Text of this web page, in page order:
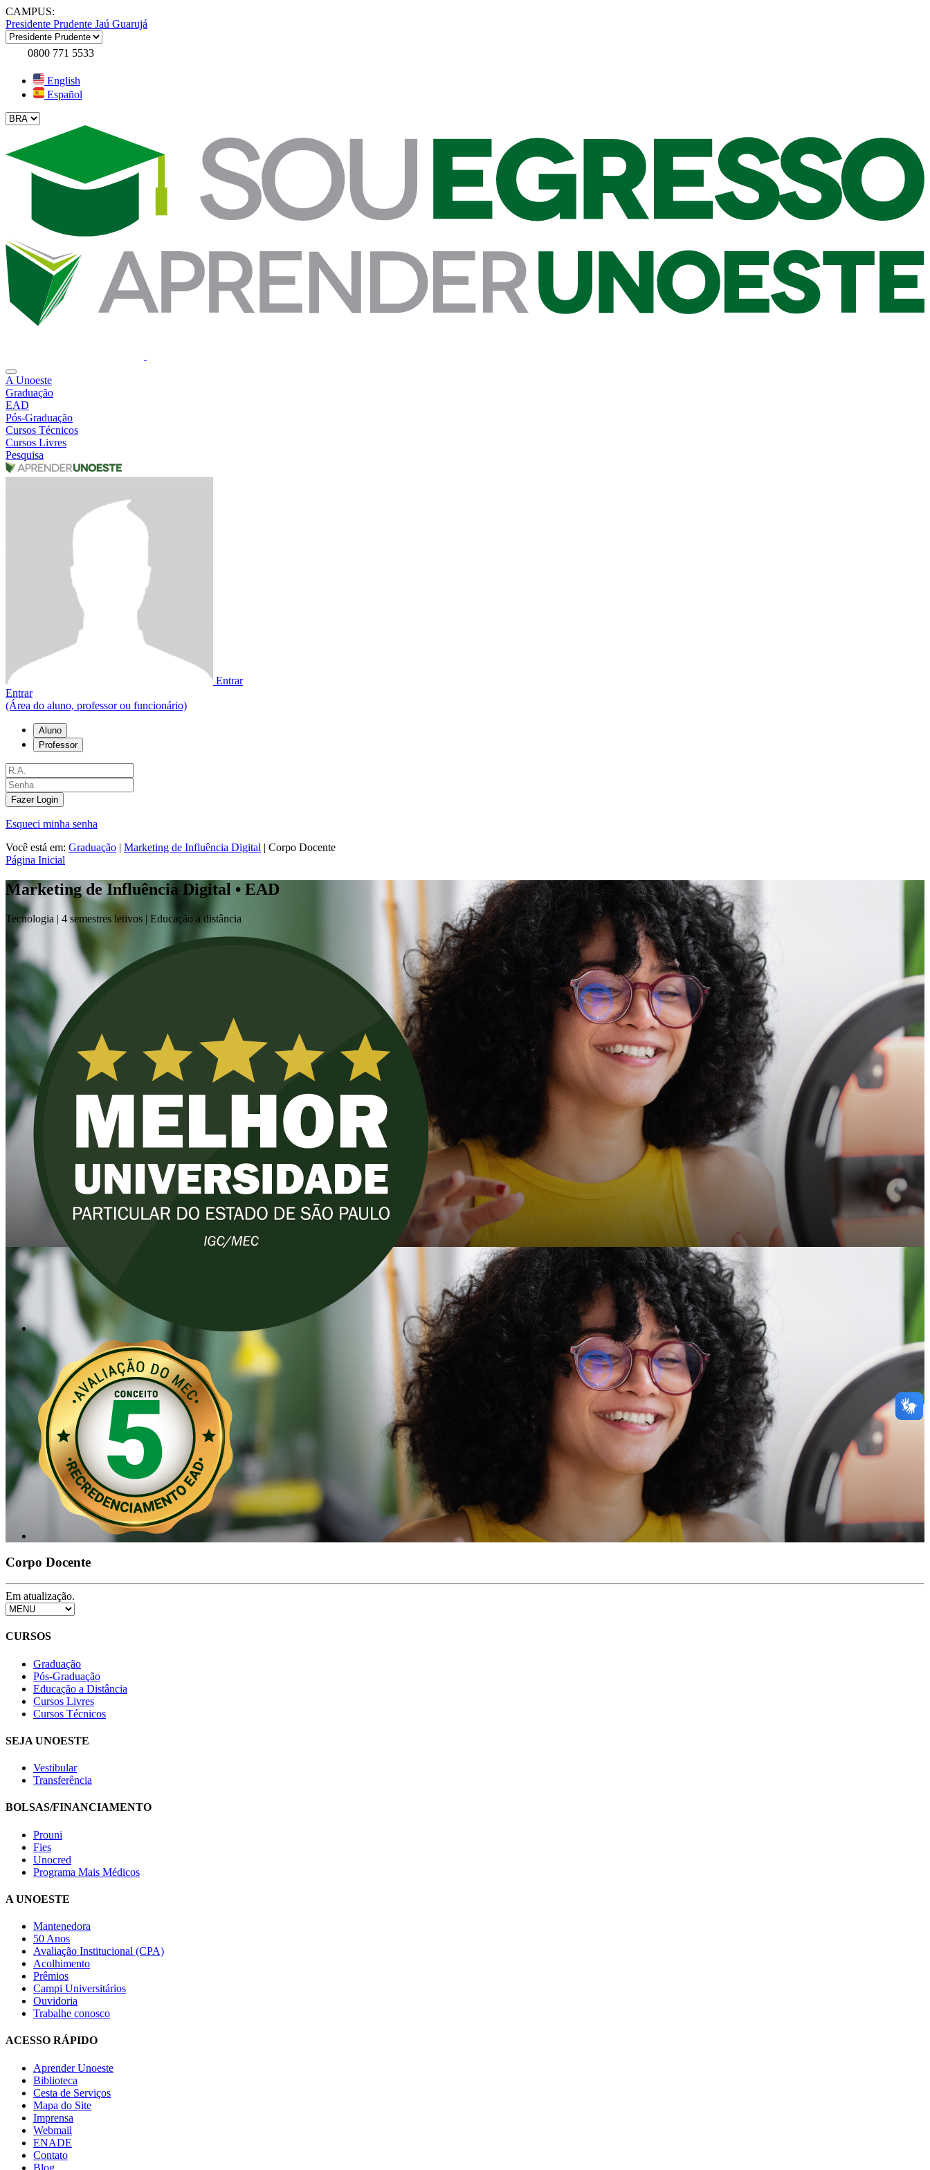
CAMPUS:
Presidente Prudente Jaú Guarujá
0800 771 5533
English
Español
A Unoeste
Graduação
EAD
Pós-Graduação
Cursos Técnicos
Cursos Livres
Pesquisa
Entrar
Entrar
(Área do aluno, professor ou funcionário)
Aluno
Professor
Fazer Login
Esqueci minha senha
Você está em: Graduação | Marketing de Influência Digital | Corpo Docente
Página Inicial
Marketing de Influência Digital • EAD
Tecnologia | 4 semestres letivos | Educação a distância
Corpo Docente
Em atualização.
CURSOS
Graduação
Pós-Graduação
Educação a Distância
Cursos Livres
Cursos Técnicos
SEJA UNOESTE
Vestibular
Transferência
BOLSAS/FINANCIAMENTO
Prouni
Fies
Unocred
Programa Mais Médicos
A UNOESTE
Mantenedora
50 Anos
Avaliação Institucional (CPA)
Acolhimento
Prêmios
Campi Universitários
Ouvidoria
Trabalhe conosco
ACESSO RÁPIDO
Aprender Unoeste
Biblioteca
Cesta de Serviços
Mapa do Site
Imprensa
Webmail
ENADE
Contato
Blog